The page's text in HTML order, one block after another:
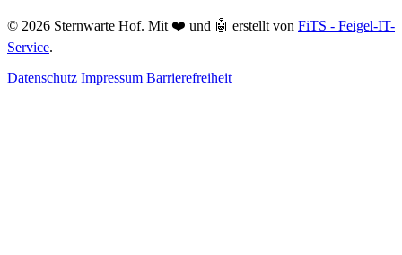
© 2026 Sternwarte Hof. Mit ❤️ und 🤖 erstellt von FiTS - Feigel-IT-
Service.
Datenschutz Impressum Barrierefreiheit